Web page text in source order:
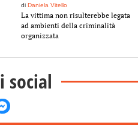
diDaniela Vitello
La vittima non risulterebbe legata
ad ambienti della criminalità
organizzata
social